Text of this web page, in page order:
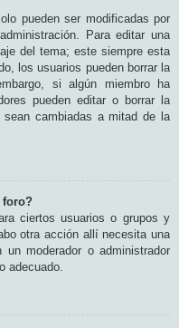
pueden ser modificadas por
Para editar una
del tema; este siempre esta
los usuarios pueden borrar la
si algún miembro ha
pueden editar o borrar la
cambiadas a mitad de la
foro?
ciertos usuarios o grupos y
otra acción allí necesita una
un moderador o administrador
adecuado.